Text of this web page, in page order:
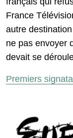
France
autre
ne pas envoyer
devait se
Premiers